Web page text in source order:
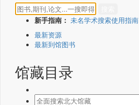
新手指南： 未名学术搜索使用指南
最新资源
最新到馆图书
馆藏目录